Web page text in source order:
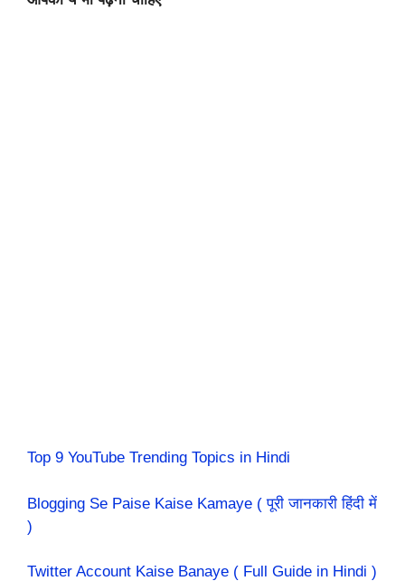
Top 9 YouTube Trending Topics in Hindi
Blogging Se Paise Kaise Kamaye ( पूरी जानकारी हिंदी में
)
Twitter Account Kaise Banaye ( Full Guide in Hindi )